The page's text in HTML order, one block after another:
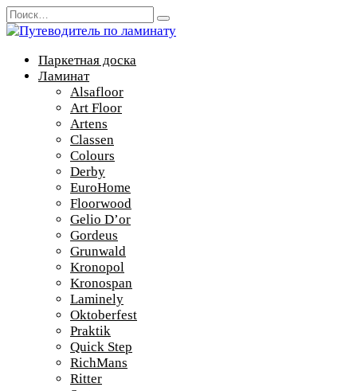
Перейти
к
Search
for:
Паркетная доска
Ламинат
Alsafloor
Art Floor
Artens
Classen
Colours
Derby
EuroHome
Floorwood
Gelio D’or
Gordeus
Grunwald
Kronopol
Kronospan
Laminely
Oktoberfest
Praktik
Quick Step
RichMans
Ritter